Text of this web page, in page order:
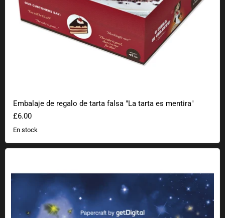
Embalaje de regalo de tarta falsa "La tarta es mentira"
£6.00
En stock